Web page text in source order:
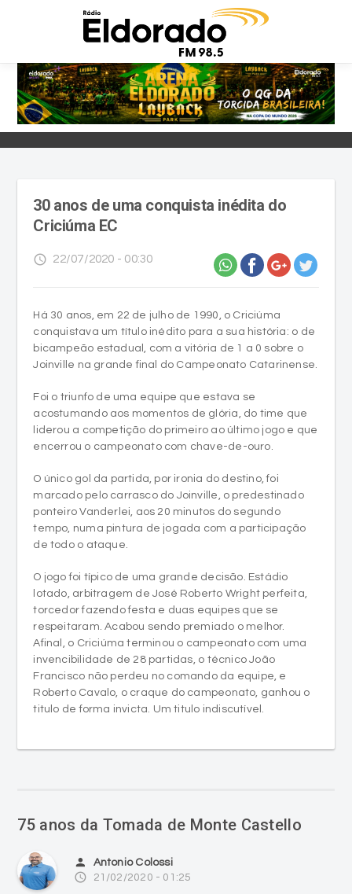
30 anos de uma conquista inédita do
Criciúma EC
access_time 22/07/2020 - 00:30
Há 30 anos, em 22 de julho de 1990, o Criciúma
conquistava um título inédito para a sua história: o de
bicampeão estadual, com a vitória de 1 a 0 sobre o
Joinville na grande final do Campeonato Catarinense.
Foi o triunfo de uma equipe que estava se
acostumando aos momentos de glória, do time que
liderou a competição do primeiro ao último jogo e que
encerrou o campeonato com chave-de-ouro.
O único gol da partida, por ironia do destino, foi
marcado pelo carrasco do Joinville, o predestinado
ponteiro Vanderlei, aos 20 minutos do segundo
tempo, numa pintura de jogada com a participação
de todo o ataque.
O jogo foi típico de uma grande decisão. Estádio
lotado, arbitragem de José Roberto Wright perfeita,
torcedor fazendo festa e duas equipes que se
respeitaram. Acabou sendo premiado o melhor.
Afinal, o Criciúma terminou o campeonato com uma
invencibilidade de 28 partidas, o técnico João
Francisco não perdeu no comando da equipe, e
Roberto Cavalo, o craque do campeonato, ganhou o
titulo de forma invicta. Um titulo indiscutível.
75 anos da Tomada de Monte Castello
person Antonio Colossi
access_time 21/02/2020 - 01:25